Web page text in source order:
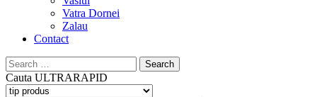
Vatra Dornei
Zalau
Contact
Search
for:
Cauta ULTRARAPID